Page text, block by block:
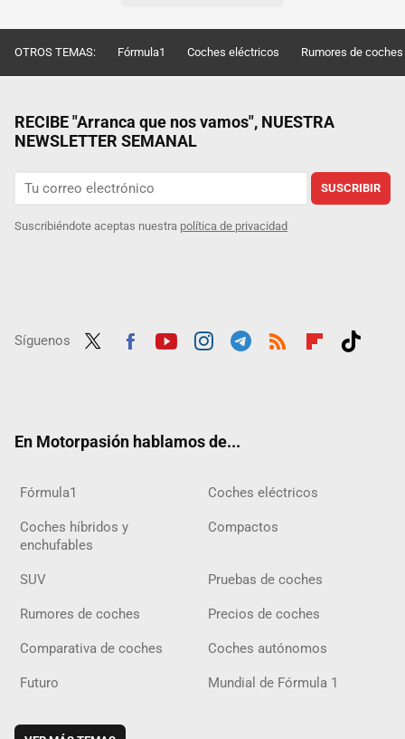
OTROS TEMAS: Fórmula1 Coches eléctricos Rumores de coches
RECIBE "Arranca que nos vamos", NUESTRA
NEWSLETTER SEMANAL
SUSCRIBIR
Suscribiéndote aceptas nuestra política de privacidad
Síguenos
En Motorpasión hablamos de...
Fórmula1 Coches eléctricos
Coches híbridos y
enchufables
Compactos
SUV Pruebas de coches
Rumores de coches Precios de coches
Comparativa de coches Coches autónomos
Futuro Mundial de Fórmula 1